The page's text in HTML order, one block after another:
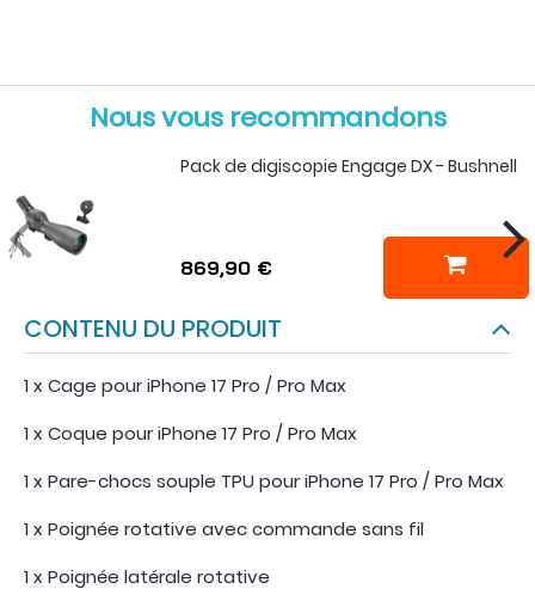
Nous vous recommandons
Pack de digiscopie Engage DX - Bushnell
869,90 €
CONTENU DU PRODUIT
1 x Cage pour iPhone 17 Pro / Pro Max
1 x Coque pour iPhone 17 Pro / Pro Max
1 x Pare-chocs souple TPU pour iPhone 17 Pro / Pro Max
1 x Poignée rotative avec commande sans fil
1 x Poignée latérale rotative